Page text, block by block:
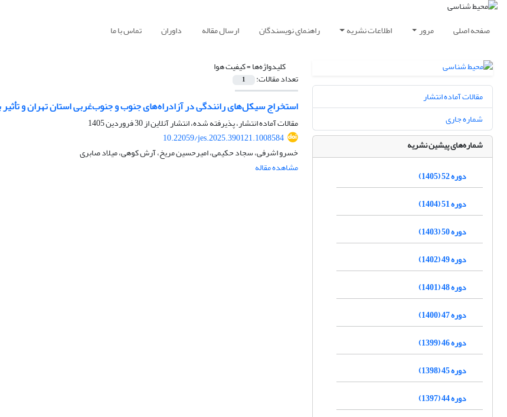
صفحه اصلی مرور اطلاعات نشریه راهنمای نویسندگان ارسال مقاله داوران تماس با ما
کلیدواژه‌ها =کیفیت‌ هوا
تعداد مقالات: 1
استخراج سیکل‌های رانندگی در آزادراه‌های جنوب و جنوب‌غربی استان تهران و تأثیر
مقالات آماده انتشار، پذیرفته شده، انتشار آنلاین از30 فروردین 1405
10.22059/jes.2025.390121.1008584
خسرو اشرفی، سجاد حکیمی، امیرحسین مریخ، آرش کوهی، میلاد صابری
مشاهده مقاله
مقالات آماده انتشار
شماره جاری
شماره‌های پیشین نشریه
دوره 52 (1405)
دوره 51 (1404)
دوره 50 (1403)
دوره 49 (1402)
دوره 48 (1401)
دوره 47 (1400)
دوره 46 (1399)
دوره 45 (1398)
دوره 44 (1397)